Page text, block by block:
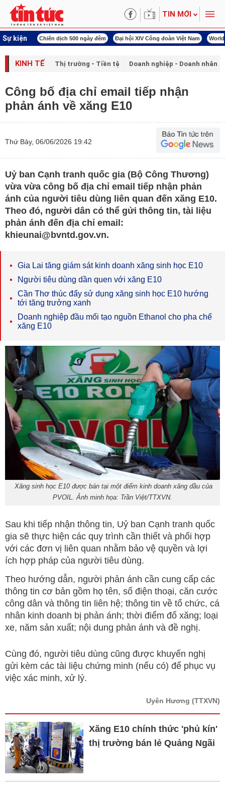
TIN MỚI
Sự kiện
ngày đêm Đại hội XIV Công đoàn Việt Nam World Cup 2026 Kỳ họp thứ
KINH TẾ Thị trường - Tiền tệ Doanh nghiệp - Doanh nhân
Công bố địa chỉ email tiếp nhận
phản ánh về xăng E10
Thứ Bảy, 06/06/2026 19:42
Uỷ ban Cạnh tranh quốc gia (Bộ Công Thương)
vừa vừa công bố địa chỉ email tiếp nhận phản
ánh của người tiêu dùng liên quan đến xăng E10.
Theo đó, người dân có thể gửi thông tin, tài liệu
phản ánh đến địa chỉ email:
khieunai@bvntd.gov.vn.
Gia Lai tăng giám sát kinh doanh xăng sinh học E10
Người tiêu dùng dần quen với xăng E10
Cần Thơ thúc đẩy sử dụng xăng sinh học E10 hướng
tới tăng trưởng xanh
Doanh nghiệp đầu mối tạo nguồn Ethanol cho pha chế
xăng E10
Xăng sinh học E10 được bán tại một điểm kinh doanh xăng dầu của
PVOIL. Ảnh minh họa: Trần Việt/TTXVN.
Sau khi tiếp nhận thông tin, Uỷ ban Cạnh tranh quốc
gia sẽ thực hiện các quy trình cần thiết và phối hợp
với các đơn vị liên quan nhằm bảo vệ quyền và lợi
ích hợp pháp của người tiêu dùng.
Theo hướng dẫn, người phản ánh cần cung cấp các
thông tin cơ bản gồm họ tên, số điện thoại, căn cước
công dân và thông tin liên hệ; thông tin về tổ chức, cá
nhân kinh doanh bị phản ánh; thời điểm đổ xăng; loại
xe, năm sản xuất; nội dung phản ánh và đề nghị.
Cùng đó, người tiêu dùng cũng được khuyến nghị
gửi kèm các tài liệu chứng minh (nếu có) để phục vụ
việc xác minh, xử lý.
Uyên Hương (TTXVN)
Xăng E10 chính thức 'phủ kín'
thị trường bán lẻ Quảng Ngãi